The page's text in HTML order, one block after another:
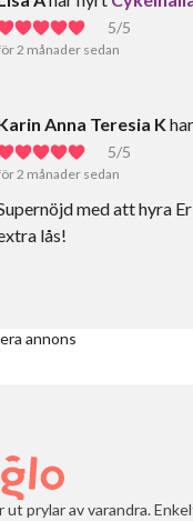
5/5
2 månader sedan
Anna Teresia K
5/5
2 månader sedan
med att hyra
lås!
annons
ut prylar av varandra.